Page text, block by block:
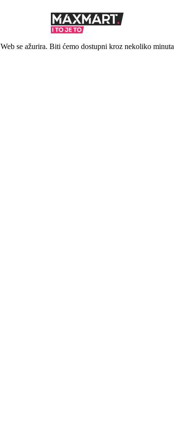
Web se ažurira. Biti ćemo dostupni kroz nekoliko minuta